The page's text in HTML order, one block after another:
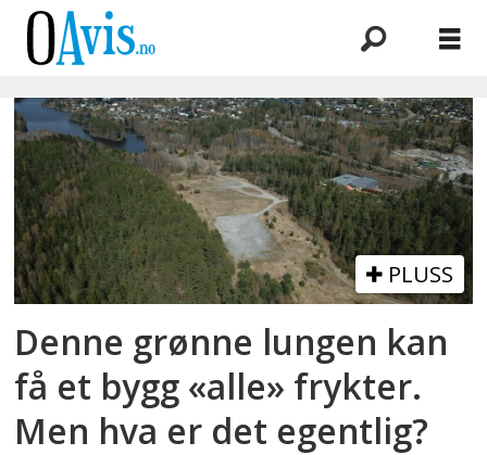
Emne:
badevann
PLUSS
Denne grønne lungen kan
få et bygg «alle» frykter.
Men hva er det egentlig?